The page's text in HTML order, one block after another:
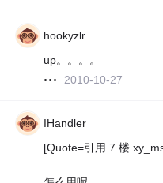
hookyzlr
up。。。。
2010-10-27
IHandler
[Quote=引用 7 楼